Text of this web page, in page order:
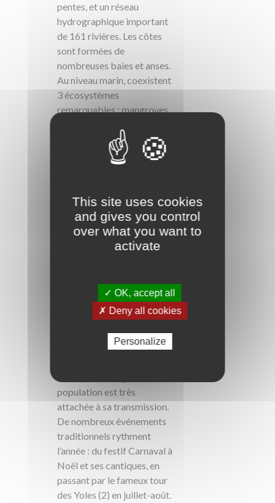
pentes, et un réseau
hydrographique important
de 161 rivières. Les côtes
sont formées de
nombreuses baies et anses.
Au niveau marin, coexistent
3 écosystèmes
remarquables : mangroves,
Il en résulte une forte
diversité de paysages et
Marquée par son histoire, la
Martinique offre un
patrimoine culturel où se
sont conjuguées les mœurs
de multiples continents
population est très
attachée à sa transmission.
De nombreux événements
traditionnels rythment
l’année : du festif Carnaval à
Noël et ses cantiques, en
passant par le fameux tour
des Yoles (2) en juillet-août.
This site uses cookies
and gives you control
over what you want to
activate
✓ OK, accept all
✗ Deny all cookies
Personalize